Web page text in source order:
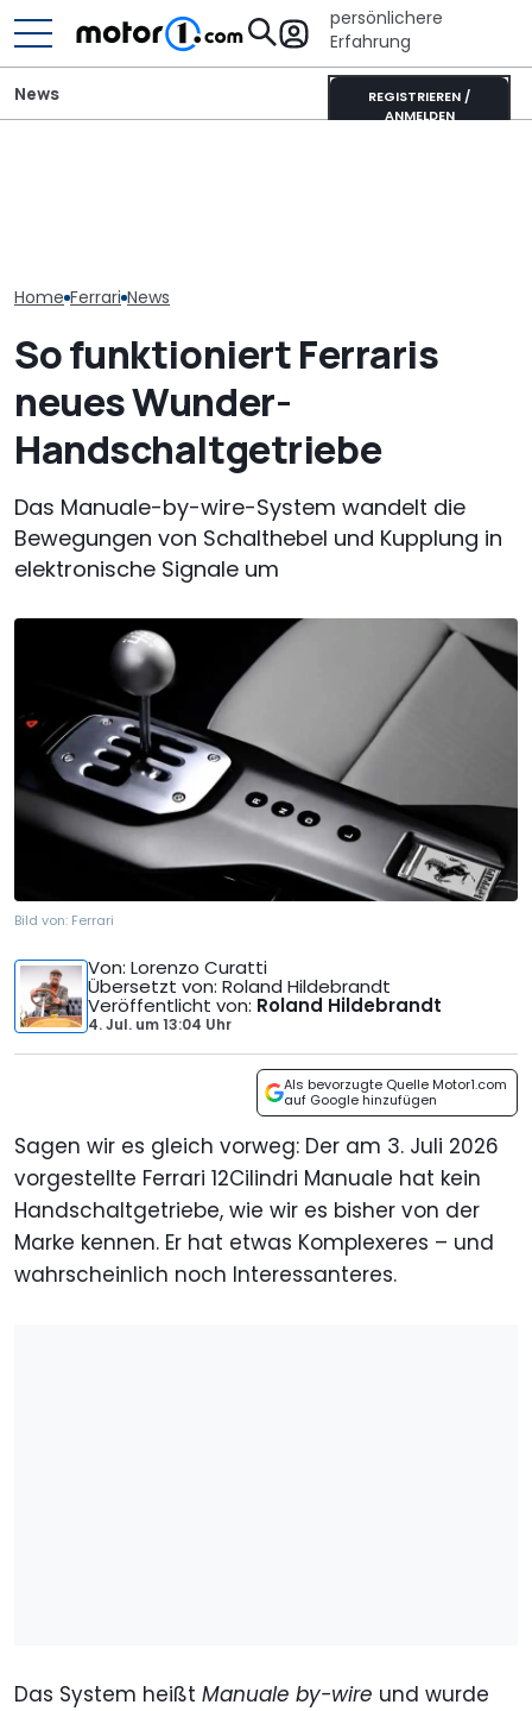
persönlichere
Erfahrung
REGISTRIEREN /
ANMELDEN
News
Home Ferrari News
So funktioniert Ferraris
neues Wunder-
Handschaltgetriebe
Das Manuale-by-wire-System wandelt die
Bewegungen von Schalthebel und Kupplung in
elektronische Signale um
Bild von: Ferrari
Von: Lorenzo Curatti
Übersetzt von: Roland Hildebrandt
Veröffentlicht von: Roland Hildebrandt
4. Jul. um13:04 Uhr
Als bevorzugte Quelle Motor1.com
auf Google hinzufügen
Sagen wir es gleich vorweg: Der am 3. Juli 2026
vorgestellte Ferrari 12Cilindri Manuale hat kein
Handschaltgetriebe, wie wir es bisher von der
Marke kennen. Er hat etwas Komplexeres – und
wahrscheinlich noch Interessanteres.
Das System heißt Manuale by-wire und wurde